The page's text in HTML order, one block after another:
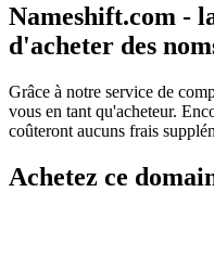
Nameshift.com -
d'acheter des
Grâce à notre service de
vous en tant qu'acheteur.
coûteront aucuns frais
Achetez ce